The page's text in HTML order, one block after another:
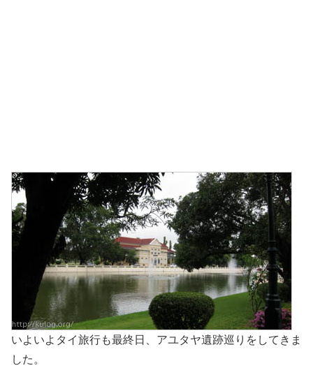
いよいよタイ旅行も最終日、アユタヤ遺跡巡りをしてきま
した。